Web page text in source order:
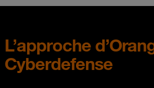
L’approche
Cyberdefense